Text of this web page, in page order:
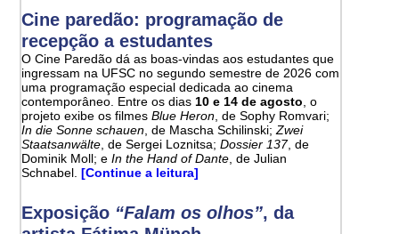
Cine paredão: programação de
recepção a estudantes
O Cine Paredão dá as boas-vindas aos estudantes que
ingressam na UFSC no segundo semestre de 2026 com
uma programação especial dedicada ao cinema
contemporâneo. Entre os dias 10 e 14 de agosto , o
projeto exibe os filmesBlue Heron , de Sophy Romvari;
In die Sonne schauen , de Mascha Schilinski;Zwei
Staatsanwälte , de Sergei Loznitsa;Dossier 137, de
Dominik Moll; eIn the Hand of Dante , de Julian
Schnabel. [Continue a leitura]
Exposição “Falam os olhos”, da